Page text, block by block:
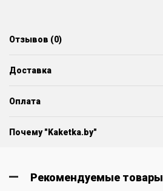
Отзывов (0)
Доставка
Оплата
Почему "Kaketka.by"
Рекомендуемые товары